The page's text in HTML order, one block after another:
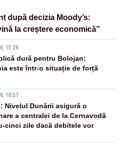
după decizia Moody’s:
la creștere economică”
15:26
dură pentru Bolojan:
este într-o situație de forță
10:51
Nivelul Dunării asigură o
a centralei de la Cernavodă
cinci zile dacă debitele vor